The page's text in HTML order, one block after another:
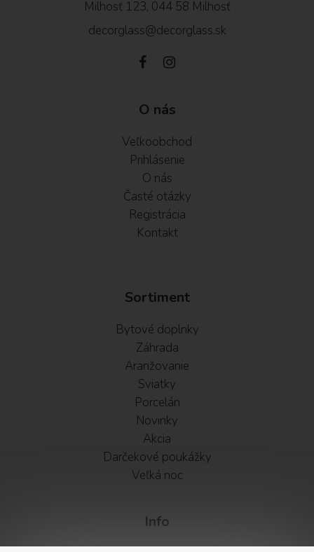
Milhosť 123, 044 58 Milhosť
decorglass@decorglass.sk
O nás
Veľkoobchod
Prihlásenie
O nás
Časté otázky
Registrácia
Kontakt
Sortiment
Bytové doplnky
Záhrada
Aranžovanie
Sviatky
Porcelán
Novinky
Akcia
Darčekové poukážky
Veľká noc
Info